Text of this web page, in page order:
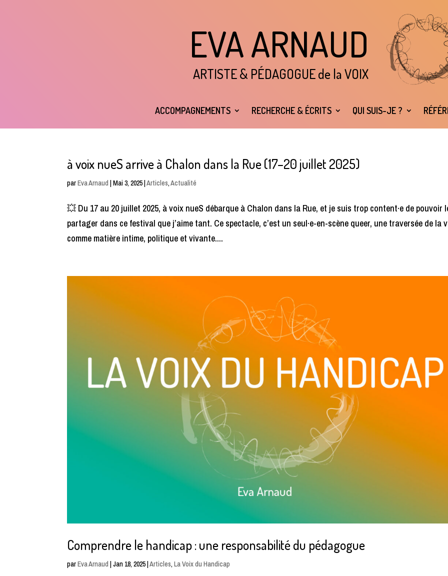
EVA ARNAUD
ARTISTE & PÉDAGOGUE de la VOIX
ACCOMPAGNEMENTS RECHERCHE & ÉCRITS QUI SUIS-JE ?
à voix nueS arrive à Chalon dans la Rue (17–20 juillet 2025)
parEva Arnaud |Mai 3, 2025|Articles,Actualité
💥 Du 17 au 20 juillet 2025, à voix nueS débarque à Chalon dans la Rue, et je suis trop content·e de pouvoir
partager dans ce festival que j’aime tant. Ce spectacle, c’est un seul·e-en-scène queer, une traversée de la
comme matière intime, politique et vivante....
Comprendre le handicap : une responsabilité du pédagogue
parEva Arnaud |Jan 18, 2025|Articles,La Voix du Handicap